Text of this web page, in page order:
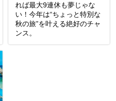
れば最大9連休も夢じゃな
い！今年は“ちょっと特別な
秋の旅”を叶える絶好のチャ
ンス。